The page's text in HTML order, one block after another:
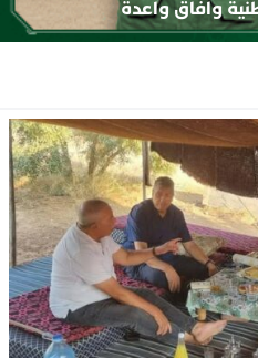
وافاق واعدة